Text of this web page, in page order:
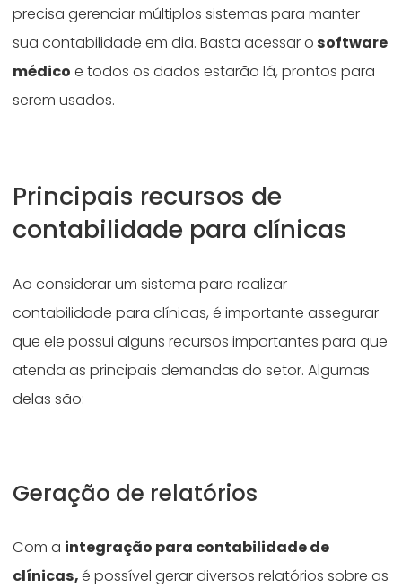
precisa gerenciar múltiplos sistemas para manter
sua contabilidade em dia. Basta acessar osoftware
médico e todos os dados estarão lá, prontos para
serem usados.
Principais recursos de
contabilidade para clínicas
Ao considerar um sistema para realizar
contabilidade para clínicas, é importante assegurar
que ele possui alguns recursos importantes para que
atenda as principais demandas do setor. Algumas
delas são:
Geração de relatórios
Com a integração para contabilidade de
clínicas,é possível gerar diversos relatórios sobre as